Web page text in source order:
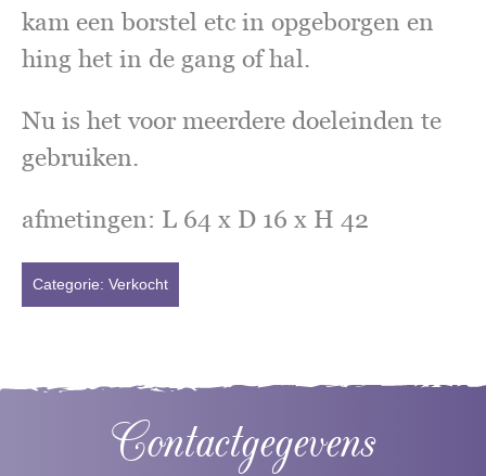
kam een borstel etc in opgeborgen en
hing het in de gang of hal.
Nu is het voor meerdere doeleinden te
gebruiken.
afmetingen: L 64 x D 16 x H 42
Categorie: Verkocht
Contactgegevens